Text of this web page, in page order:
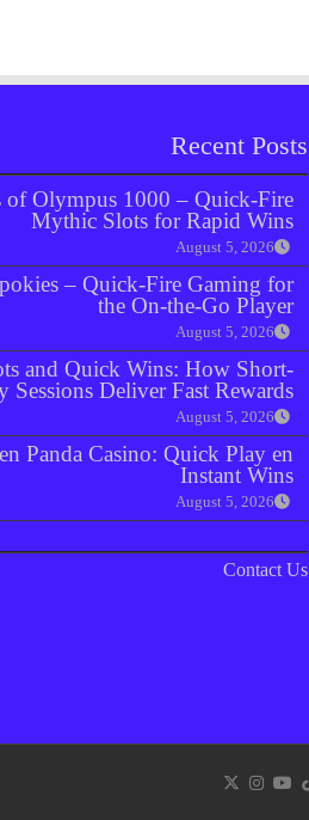
Recent Posts
of Olympus 1000 – Quick‑Fire
Mythic Slots for Rapid Wins
August 5, 2026
– Quick‑Fire Gaming for
the On‑the‑Go Player
August 5, 2026
and Quick Wins: How Short-
Sessions Deliver Fast Rewards
August 5, 2026
Panda Casino: Quick Play en
Instant Wins
August 5, 2026
Contact Us